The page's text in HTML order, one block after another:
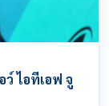
ว์ ไอทีเอฟ จู